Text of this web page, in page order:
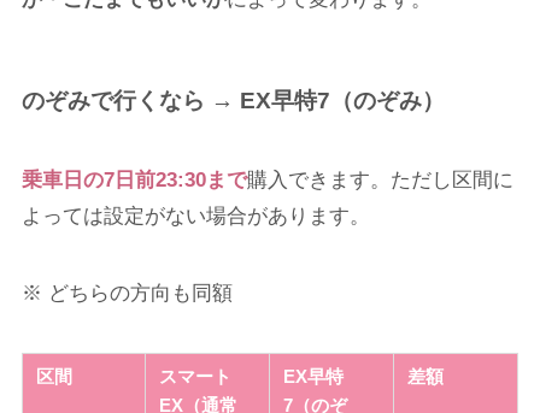
のぞみで行くなら → EX早特7（のぞみ）
乗車日の7日前23:30まで購入できます。ただし区間に
よっては設定がない場合があります。
※ どちらの方向も同額
区間
スマート
EX（通常
EX早特
7（のぞ
差額